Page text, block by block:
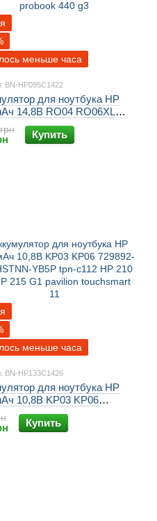
меньше часа
BN-HP095C1422
для ноутбука HP
14,8В RO04 RO06XL
LB7A HSTNN-PB6P
430, probook 440, probook
probook 440 g3
Купить
меньше часа
BN-HP133C1426
для ноутбука HP
10,8В KP03 KP06
001 HSTNN-YB5P tpn-c112
G1 HP 215 G1 pavilion
11
Купить